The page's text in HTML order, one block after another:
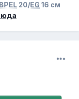
BPEL 20/EG 16 см